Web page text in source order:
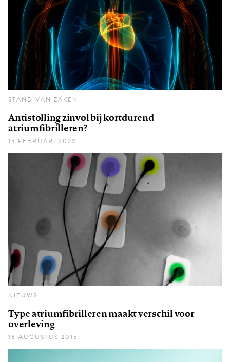
STAND VAN ZAKEN
Antistolling zinvol bij kortdurend
atriumfibrilleren?
15 FEBRUARI 2023
NIEUWS
Type atriumfibrilleren maakt verschil voor
overleving
18 AUGUSTUS 2015